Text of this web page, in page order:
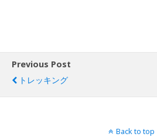
Previous Post
トレッキング
Back to top